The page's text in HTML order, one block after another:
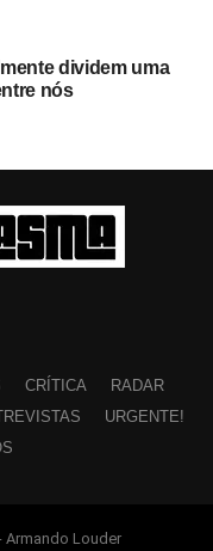
dividem uma
nós
CRÍTICA
RADAR
URGENTE!
Armando Louder